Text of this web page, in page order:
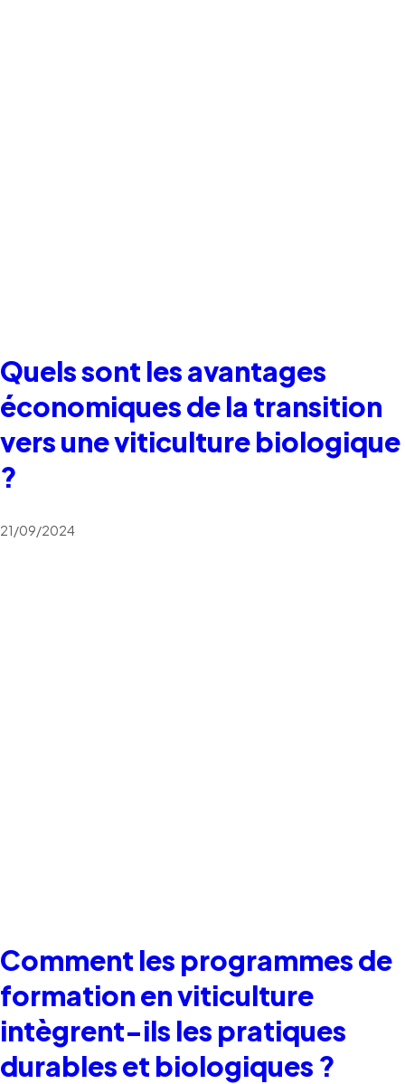
Quels sont les avantages
économiques de la transition
vers une viticulture biologique
?
21/09/2024
Comment les programmes de
formation en viticulture
intègrent-ils les pratiques
durables et biologiques ?